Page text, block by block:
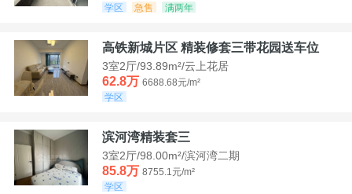
学区
急售 满两年
高铁新城片区 精装修套三带花园送车位
3室2厅/93.89m²/云上花居
62.8万 6688.68元/m²
学区
滨河湾精装套三
3室2厅/98.00m²/滨河湾二期
85.8万 8755.1元/m²
学区